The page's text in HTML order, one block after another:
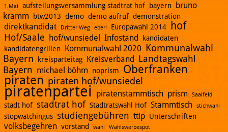
1.Mai aufstellungsversammlung stadtrat hof bayern
bruno
kramm
btw2013 demo demo aufruf demonstration
direktkandidat Dritter Weg eberl Europawahl 2014 hof
Hof/Saale hof/wunsiedel Infostand
kandidaten
kandidatengrillen
Kommunalwahl 2020 Kommunalwahl
Bayern
kreisparteitag Kreisverband Landtagswahl
Bayern michael böhm noprism Oberfranken
piraten piraten hof/wunsiedel
piratenpartei piratenstammtisch prism Saalfeld
stadt hof stadtrat hof Stadtratswahl Hof Stammtisch stichwahl
stopwatchingus studiengebühren ttip Unterschriften
volksbegehren vorstand wahl Wahlswerbespot